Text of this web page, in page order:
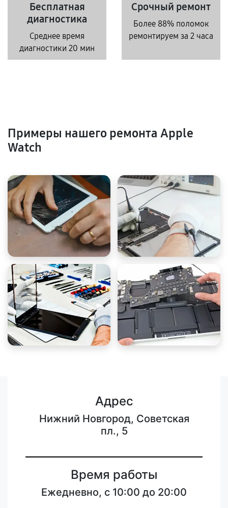
Бесплатная
диагностика
Среднее время
диагностики 20 мин
Срочный ремонт
Более 88% поломок
ремонтируем за 2 часа
Примеры нашего ремонта Apple
Watch
Адрес
Нижний Новгород, Советская
пл., 5
Время работы
Ежедневно, с 10:00 до 20:00